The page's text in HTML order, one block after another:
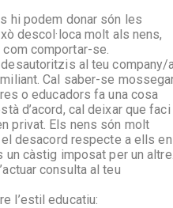
hi podem donar són les
descol·loca molt als nens,
comportar-se.
al teu company/
Cal saber-se
o educadors fa una cosa
d’acord, cal deixar que
privat. Els nens són molt
desacord respecte a ells en
càstig imposat per un
consulta al teu
l’estil educatiu: